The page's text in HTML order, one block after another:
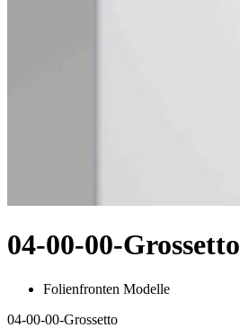
04-00-00-Grossetto
Folienfronten Modelle
04-00-00-Grossetto